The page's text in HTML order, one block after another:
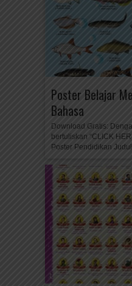
Poster Belajar
Bahasa
Download Gratis:
bertuliskan “CLICK
Poster Pendidikan